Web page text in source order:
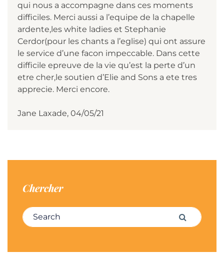
qui nous a accompagne dans ces moments
difficiles. Merci aussi a l’equipe de la chapelle
ardente,les white ladies et Stephanie
Cerdor(pour les chants a l’eglise) qui ont assure
le service d’une facon impeccable. Dans cette
difficile epreuve de la vie qu’est la perte d’un
etre cher,le soutien d’Elie and Sons a ete tres
apprecie. Merci encore.
Jane Laxade, 04/05/21
Chercher
Search for: Search